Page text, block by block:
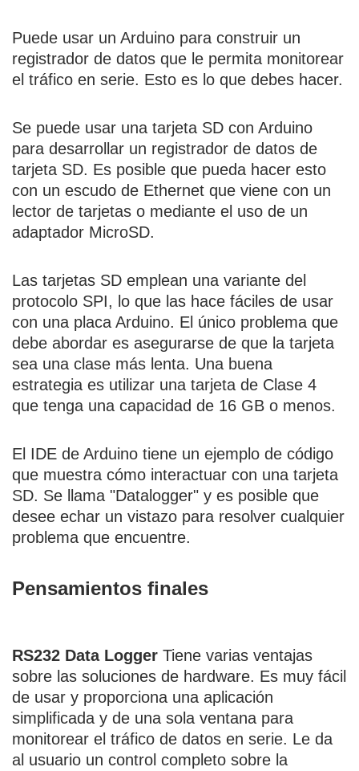
Puede usar un Arduino para construir un
registrador de datos que le permita monitorear
el tráfico en serie. Esto es lo que debes hacer.
Se puede usar una tarjeta SD con Arduino
para desarrollar un registrador de datos de
tarjeta SD. Es posible que pueda hacer esto
con un escudo de Ethernet que viene con un
lector de tarjetas o mediante el uso de un
adaptador MicroSD.
Las tarjetas SD emplean una variante del
protocolo SPI, lo que las hace fáciles de usar
con una placa Arduino. El único problema que
debe abordar es asegurarse de que la tarjeta
sea una clase más lenta. Una buena
estrategia es utilizar una tarjeta de Clase 4
que tenga una capacidad de 16 GB o menos.
El IDE de Arduino tiene un ejemplo de código
que muestra cómo interactuar con una tarjeta
SD. Se llama "Datalogger" y es posible que
desee echar un vistazo para resolver cualquier
problema que encuentre.
Pensamientos finales
RS232 Data Logger Tiene varias ventajas
sobre las soluciones de hardware. Es muy fácil
de usar y proporciona una aplicación
simplificada y de una sola ventana para
monitorear el tráfico de datos en serie. Le da
al usuario un control completo sobre la